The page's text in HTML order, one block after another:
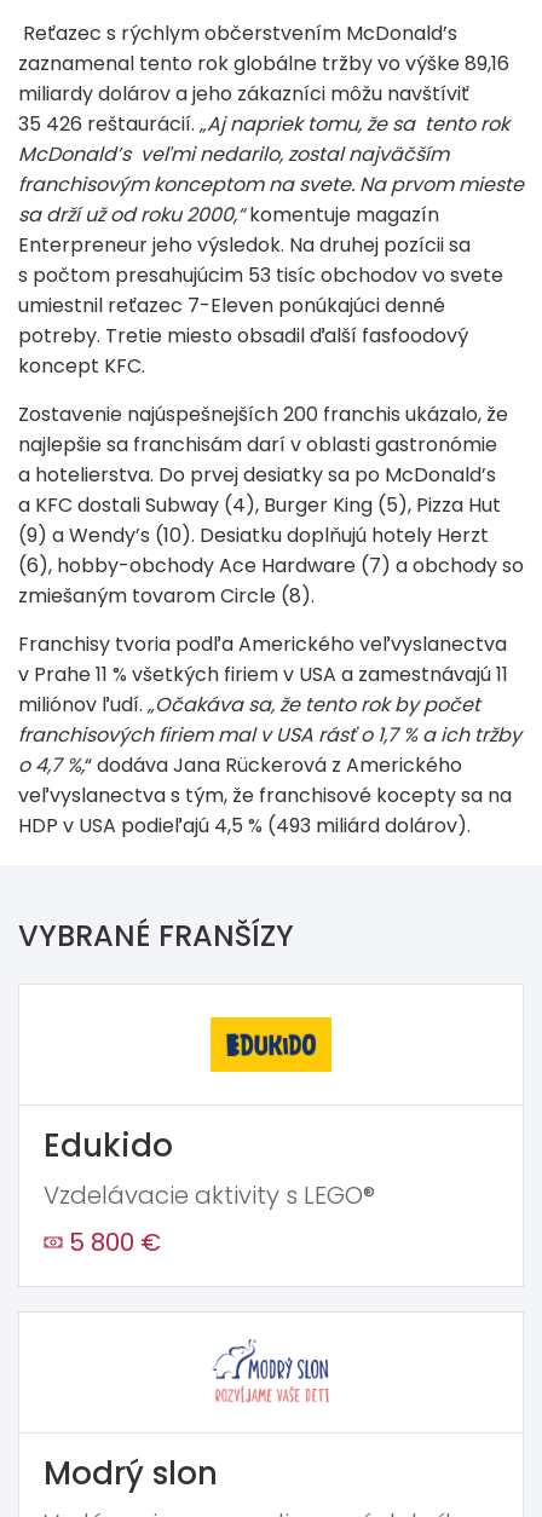
Reťazec s rýchlym občerstvením McDonald’s
zaznamenal tento rok globálne tržby vo výške 89,16
miliardy dolárov a jeho zákazníci môžu navštíviť
35 426 reštaurácií. „Aj napriek tomu, že sa tento rok
McDonald’s veľmi nedarilo, zostal najväčším
franchisovým konceptom na svete. Na prvom mieste
sa drží už od roku 2000,“komentuje magazín
Enterpreneur jeho výsledok. Na druhej pozícii sa
s počtom presahujúcim 53 tisíc obchodov vo svete
umiestnil reťazec 7-Eleven ponúkajúci denné
potreby. Tretie miesto obsadil ďalší fasfoodový
koncept KFC.
Zostavenie najúspešnejších 200 franchis ukázalo, že
najlepšie sa franchisám darí v oblasti gastronómie
a hotelierstva. Do prvej desiatky sa po McDonald’s
a KFC dostali Subway (4), Burger King (5), Pizza Hut
(9) a Wendy’s (10). Desiatku doplňujú hotely Herzt
(6), hobby-obchody Ace Hardware (7) a obchody so
zmiešaným tovarom Circle (8).
Franchisy tvoria podľa Amerického veľvyslanectva
v Prahe 11 % všetkých firiem v USA a zamestnávajú 11
miliónov ľudí. „Očakáva sa, že tento rok by počet
franchisových firiem mal v USA rásť o 1,7 % a ich tržby
o 4,7 %,“ dodáva Jana Rückerová z Amerického
veľvyslanectva s tým, že franchisové kocepty sa na
HDP v USA podieľajú 4,5 % (493 miliárd dolárov).
VYBRANÉ FRANŠÍZY
Edukido
Vzdelávacie aktivity s LEGO®
5 800 €
Modrý slon